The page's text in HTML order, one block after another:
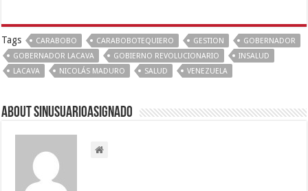
Tags CARABOBO CARABOBOTEQUIERO GESTION
GOBERNADOR
GOBERNADOR LACAVA
GOBIERNO REVOLUCIONARIO
INSALUD
LACAVA
NICOLÁS MADURO SALUD VENEZUELA
About sinusuarioasignado